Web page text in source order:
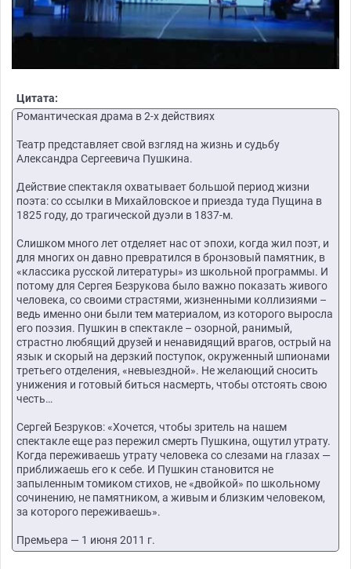
Цитата:
Романтическая драма в 2-х действиях
Театр представляет свой взгляд на жизнь и судьбу
Александра Сергеевича Пушкина.
Действие спектакля охватывает большой период жизни
поэта: со ссылки в Михайловское и приезда туда Пущина в
1825 году, до трагической дуэли в 1837-м.
Слишком много лет отделяет нас от эпохи, когда жил поэт, и
для многих он давно превратился в бронзовый памятник, в
«классика русской литературы» из школьной программы. И
потому для Сергея Безрукова было важно показать живого
человека, со своими страстями, жизненными коллизиями –
ведь именно они были тем материалом, из которого выросла
его поэзия. Пушкин в спектакле – озорной, ранимый,
страстно любящий друзей и ненавидящий врагов, острый на
язык и скорый на дерзкий поступок, окруженный шпионами
третьего отделения, «невыездной». Не желающий сносить
унижения и готовый биться насмерть, чтобы отстоять свою
честь…
Сергей Безруков: «Хочется, чтобы зритель на нашем
спектакле еще раз пережил смерть Пушкина, ощутил утрату.
Когда переживаешь утрату человека со слезами на глазах —
приближаешь его к себе. И Пушкин становится не
запыленным томиком стихов, не «двойкой» по школьному
сочинению, не памятником, а живым и близким человеком,
за которого переживаешь».
Премьера — 1 июня 2011 г.